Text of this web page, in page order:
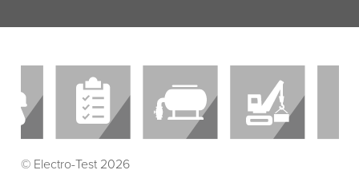
© Electro-Test 2026